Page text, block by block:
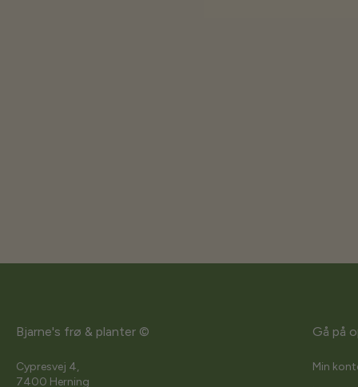
Bjarne's frø & planter ©
Cypresvej 4,
7400 Herning
Gå på
Min